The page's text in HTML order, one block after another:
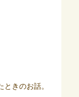
きのお話。